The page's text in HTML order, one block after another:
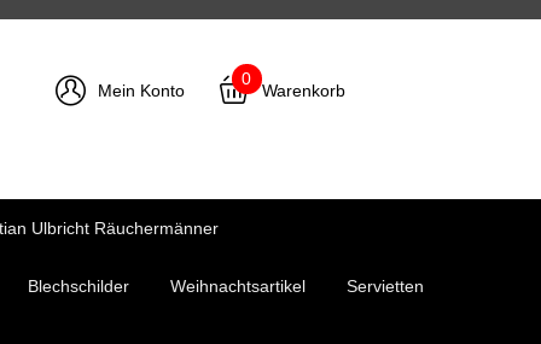
Mein Konto
0
Warenkorb
Ulbricht Räuchermänner
Blechschilder Weihnachtsartikel Servietten